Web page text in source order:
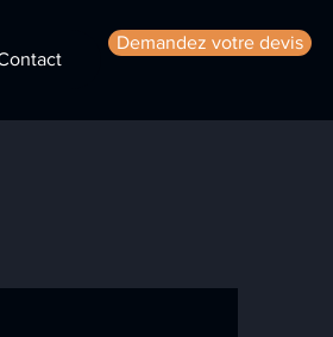
Demandez votre devis